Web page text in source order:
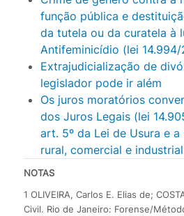
função pública e
da tutela ou da curatela à
Antifeminicídio (lei 14.994/
Extrajudicialização de
legislador pode ir além
Os juros moratórios
dos Juros Legais (lei
art. 5º da Lei de Usura e
rural, comercial e industrial
NOTAS
1 OLIVEIRA, Carlos E. Elias de;
Civil. Rio de Janeiro: Forense/